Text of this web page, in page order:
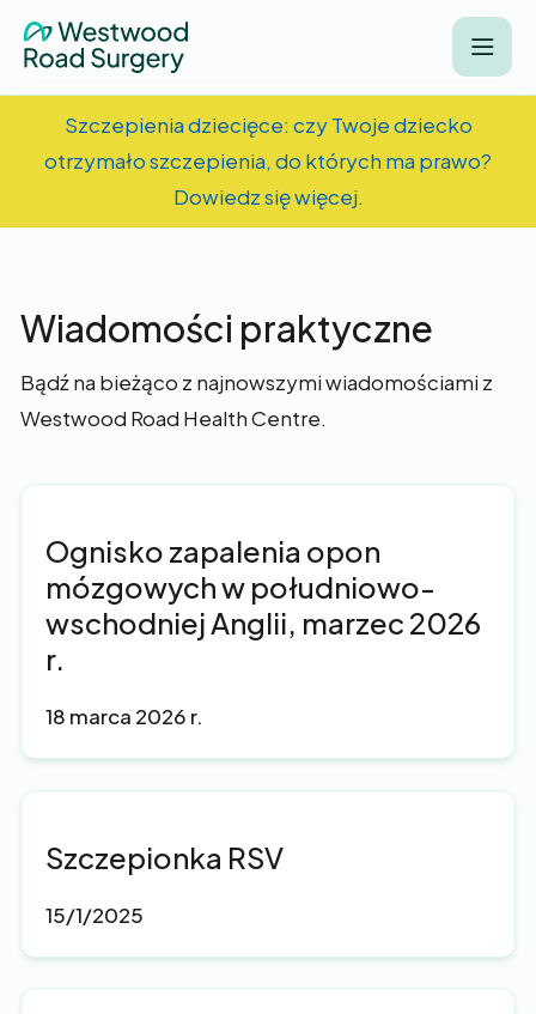
Szczepienia dziecięce: czy Twoje dziecko
otrzymało szczepienia, do których ma prawo?
Dowiedz się więcej.
Wiadomości praktyczne
Bądź na bieżąco z najnowszymi wiadomościami z
Westwood Road Health Centre.
Ognisko zapalenia opon
mózgowych w południowo-
wschodniej Anglii, marzec 2026
r.
18 marca 2026 r.
Szczepionka RSV
15/1/2025